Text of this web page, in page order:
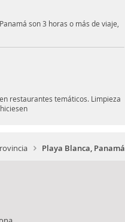
son 3 horas o más de viaje,
restaurantes temáticos. Limpieza
Playa Blanca, Panamá